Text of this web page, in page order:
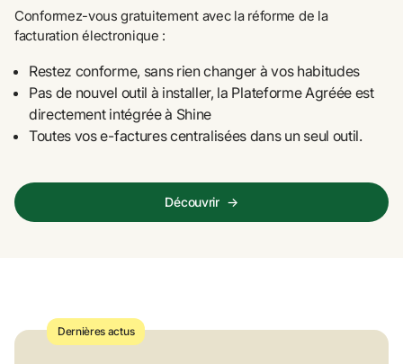
Conformez-vous gratuitement avec la réforme de la
facturation électronique :
Restez conforme, sans rien changer à vos habitudes
Pas de nouvel outil à installer, la Plateforme Agréée est
directement intégrée à Shine
Toutes vos e-factures centralisées dans un seul outil.
Découvrir →
Dernières actus